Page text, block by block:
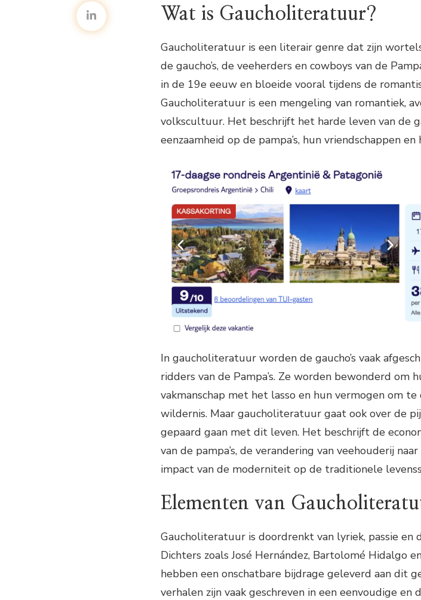
Wat is Gaucholiteratuur?
Gaucholiteratuur is een literair genre dat zijn
de gaucho’s, de veeherders en cowboys van de
in de 19e eeuw en bloeide vooral tijdens de
Gaucholiteratuur is een mengeling van romantiek,
volkscultuur. Het beschrijft het harde leven van de
eenzaamheid op de pampa’s, hun vriendschappen
In gaucholiteratuur worden de gaucho’s vaak
ridders van de Pampa’s. Ze worden bewonderd om
vakmanschap met het lasso en hun vermogen om
wildernis. Maar gaucholiteratuur gaat ook over de
gepaard gaan met dit leven. Het beschrijft de
van de pampa’s, de verandering van veehouderij
impact van de moderniteit op de traditionele
Elementen van
Gaucholiteratuur is doordrenkt van lyriek, passie en
Dichters zoals José Hernández, Bartolomé Hidalgo
hebben een onschatbare bijdrage geleverd aan dit
verhalen zijn vaak geschreven in een eenvoudige en